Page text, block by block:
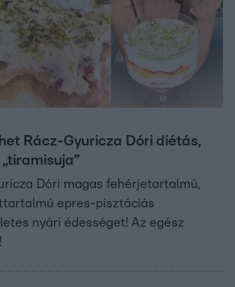
Rácz-Gyuricza Dóri diétás,
Dóri magas fehérjetartalmú,
epres-pisztáciás
nyári édességet! Az egész